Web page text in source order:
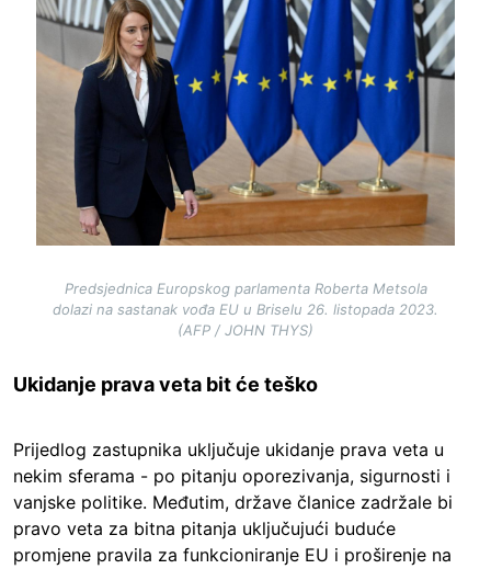
Predsjednica Europskog parlamenta Roberta Metsola
dolazi na sastanak vođa EU u Briselu 26. listopada 2023.
(AFP / JOHN THYS)
Ukidanje prava veta bit će teško
Prijedlog zastupnika uključuje ukidanje prava veta u
nekim sferama - po pitanju oporezivanja, sigurnosti i
vanjske politike. Međutim, države članice zadržale bi
pravo veta za bitna pitanja uključujući buduće
promjene pravila za funkcioniranje EU i proširenje na